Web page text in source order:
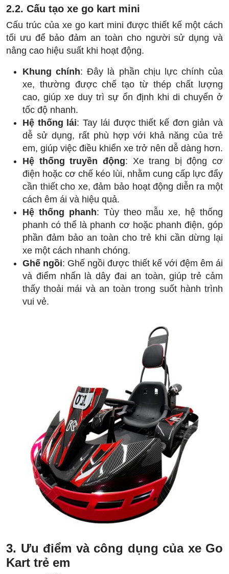
2.2. Cấu tạo xe go kart mini
Cấu trúc của xe go kart mini được thiết kế một cách
tối ưu để bảo đảm an toàn cho người sử dụng và
nâng cao hiệu suất khi hoạt động.
Khung chính: Đây là phần chịu lực chính của
xe, thường được chế tạo từ thép chất lượng
cao, giúp xe duy trì sự ổn định khi di chuyển ở
tốc độ nhanh.
Hệ thống lái: Tay lái được thiết kế đơn giản và
dễ sử dụng, rất phù hợp với khả năng của trẻ
em, giúp việc điều khiển xe trở nên dễ dàng hơn.
Hệ thống truyền động: Xe trang bị động cơ
điện hoặc cơ chế kéo lùi, nhằm cung cấp lực đẩy
cần thiết cho xe, đảm bảo hoạt động diễn ra một
cách êm ái và hiệu quả.
Hệ thống phanh: Tùy theo mẫu xe, hệ thống
phanh có thể là phanh cơ hoặc phanh điện, góp
phần đảm bảo an toàn cho trẻ khi cần dừng lại
xe một cách nhanh chóng.
Ghế ngồi: Ghế ngồi được thiết kế với đệm êm ái
và điểm nhấn là dây đai an toàn, giúp trẻ cảm
thấy thoải mái và an toàn trong suốt hành trình
vui vẻ.
3. Ưu điểm và công dụng của xe Go
Kart trẻ em